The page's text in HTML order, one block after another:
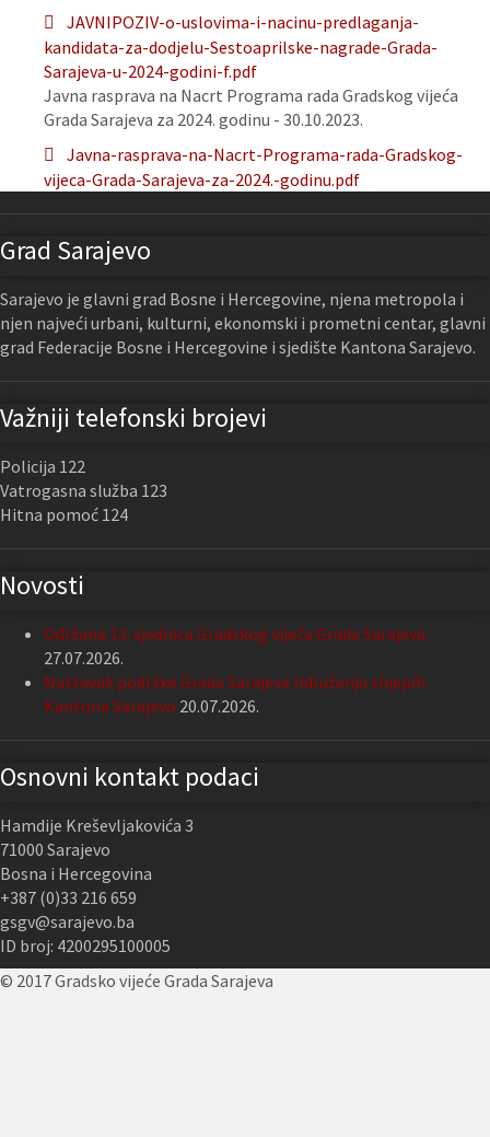
JAVNIPOZIV-o-uslovima-i-nacinu-predlaganja-
kandidata-za-dodjelu-Sestoaprilske-nagrade-Grada-
Sarajeva-u-2024-godini-f.pdf
Javna rasprava na Nacrt Programa rada Gradskog vijeća
Grada Sarajeva za 2024. godinu - 30.10.2023.
Javna-rasprava-na-Nacrt-Programa-rada-Gradskog-
vijeca-Grada-Sarajeva-za-2024.-godinu.pdf
Grad Sarajevo
Sarajevo je glavni grad Bosne i Hercegovine, njena metropola i
njen najveći urbani, kulturni, ekonomski i prometni centar, glavni
grad Federacije Bosne i Hercegovine i sjedište Kantona Sarajevo.
Važniji telefonski brojevi
Policija 122
Vatrogasna služba 123
Hitna pomoć 124
Novosti
Održana 13. sjednica Gradskog vijeća Grada Sarajeva
27.07.2026.
Nastavak podrške Grada Sarajeva Udruženju slijepih
Kantona Sarajevo 20.07.2026.
Osnovni kontakt podaci
Hamdije Kreševljakovića 3
71000 Sarajevo
Bosna i Hercegovina
+387 (0)33 216 659
gsgv@sarajevo.ba
ID broj: 4200295100005
© 2017 Gradsko vijeće Grada Sarajeva